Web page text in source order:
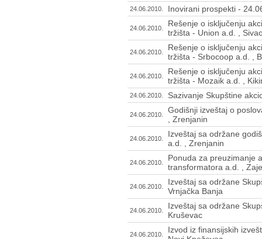
24.06.2010. Inovirani prospekti -
24.06.2010.
Rešenje o isključenju
tržišta - Union a.d. ,
24.06.2010.
Rešenje o isključenju
tržišta - Srbocoop a.d. ,
24.06.2010.
Rešenje o isključenju
tržišta - Mozaik a.d. ,
24.06.2010. Sazivanje Skupštine
24.06.2010.
Godišnji izveštaj o
, Zrenjanin
24.06.2010.
Izveštaj sa održane
a.d. , Zrenjanin
24.06.2010.
Ponuda za preuzimanje
transformatora a.d. ,
24.06.2010.
Izveštaj sa održane
Vrnjačka Banja
24.06.2010.
Izveštaj sa održane
Kruševac
24.06.2010.
Izvod iz finansijskih